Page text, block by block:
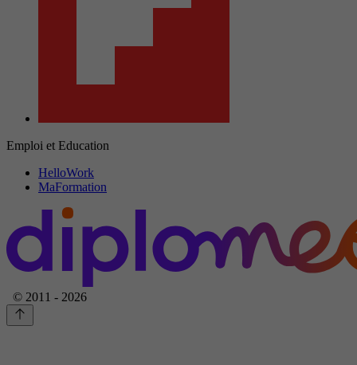
Emploi et Education
HelloWork
MaFormation
© 2011 - 2026